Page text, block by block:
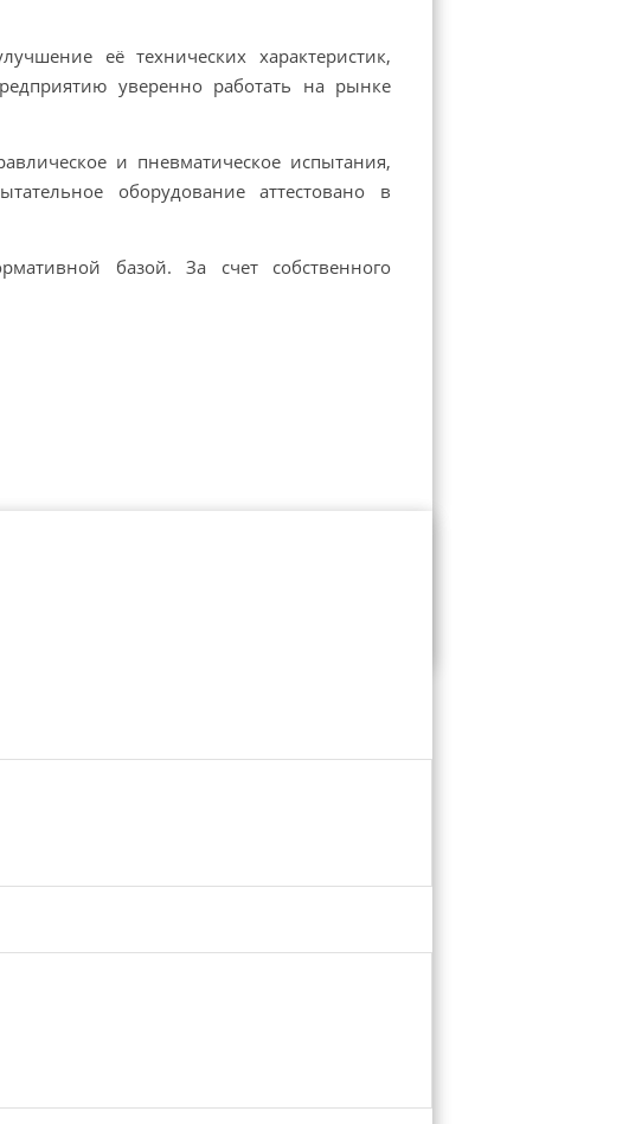
её технических характеристик,
уверенно работать на рынке
и пневматическое испытания,
оборудование аттестовано в
базой. За счет собственного